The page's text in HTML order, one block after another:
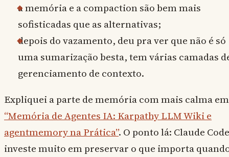
a memória e a compaction são bem mais
sofisticadas que as alternativas;
depois do vazamento, deu pra ver que não é só
uma sumarização besta, tem várias camadas
gerenciamento de contexto.
Expliquei a parte de memória com mais calma em
“Memória de Agentes IA: Karpathy LLM Wiki e
agentmemory na Prática”. O ponto lá: Claude Code
investe muito em preservar o que importa